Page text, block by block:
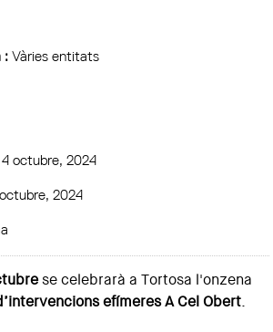
:Vàries entitats
octubre, 2024
2024
se celebrarà a Tortosa l'onzena
efímeres A Cel Obert.